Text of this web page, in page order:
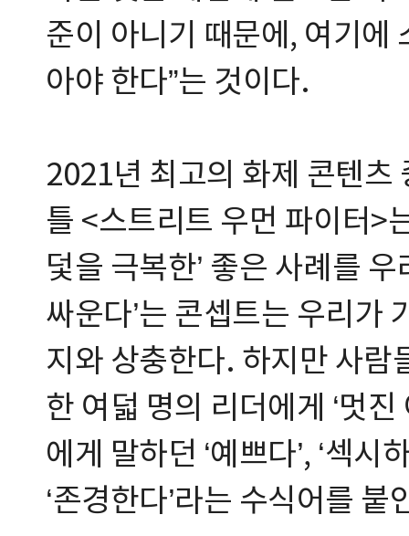
준이 아니기 때문에, 여기에
아야 한다”는 것이다.
2021년 최고의 화제 콘텐
틀 <스트리트 우먼 파이터>
덫을 극복한’ 좋은 사례를
싸운다’는 콘셉트는 우리가
지와 상충한다. 하지만 사람
한 여덟 명의 리더에게 ‘멋
에게 말하던 ‘예쁘다’, ‘섹시
‘존경한다’라는 수식어를 붙